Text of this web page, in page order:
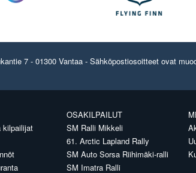
7 - 01300 Vantaa - Sähköpostiosoitteet ovat
kilpailijat
OSAKILPAILUT
SM Ralli Mikkeli
61. Arctic Lapland Rally
SM Auto Sorsa Riihimäki-ralli
SM Imatra Ralli